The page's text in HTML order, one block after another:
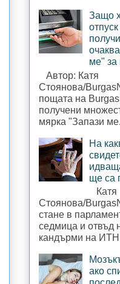
Защо
ме"
Автор: Катя
Стоянова/
пощата на
получени
мярка "Запази
На
ще са
Катя
Стоянова/
стане в
седмица и отвъд
кандърми на ИТН
ако